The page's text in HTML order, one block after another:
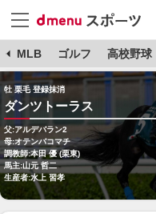
MLB ゴルフ 高校野球
牡 栗毛 登録抹消
ダンツトーラス
父:アルデバラン2
母:オテンバコマチ
調教師:本田 優 (栗東)
馬主:山元 哲二
生産者:水上 習孝